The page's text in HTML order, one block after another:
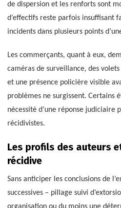
de dispersion et les renforts sont
d’effectifs reste parfois insuffisant
incidents dans plusieurs points
Les commerçants, quant à eux,
caméras de surveillance, des
et une présence policière visible
problèmes ne surgissent. Certains
nécessité d’une réponse judiciaire
récidivistes.
Les profils des auteurs
récidive
Sans anticiper les conclusions de
successives – pillage suivi